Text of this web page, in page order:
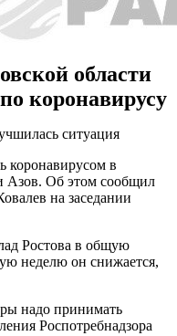
области
коронавирусу
ситуация
коронавирусом в
Азов. Об этом сообщил
на заседании
Ростова в общую
неделю он снижается,
надо принимать
Роспотребнадзора